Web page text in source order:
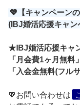
💖【キャンペーンの
(IBJ婚活応援キャン
★IBJ婚活応援キャ
「月会費1ヶ月無料」
「入会金無料(フル
💖お問い合わせは